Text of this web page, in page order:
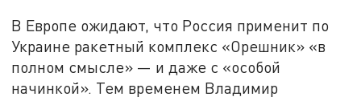
В Европе ожидают, что Россия применит по
Украине ракетный комплекс «Орешник» «в
полном смысле» — и даже с «особой
начинкой». Тем временем Владимир